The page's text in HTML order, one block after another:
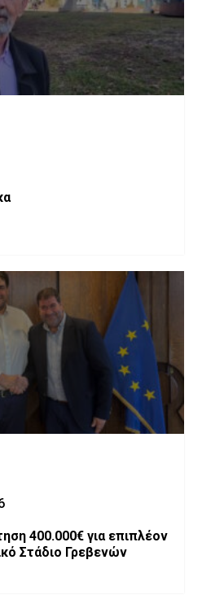
400.000€ για επιπλέον
Στάδιο Γρεβενών